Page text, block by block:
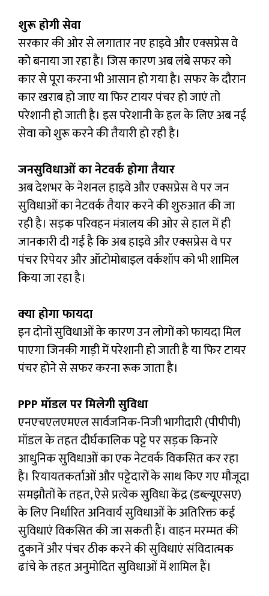
शुरू होगी सेवा
सरकार की ओर से लगातार नए हाइवे और एक्‍सप्रेस वे
को बनाया जा रहा है। जिस कारण अब लंबे सफर को
कार से पूरा करना भी आसान हो गया है। सफर के दौरान
कार खराब हो जाए या फिर टायर पंचर हो जाएं तो
परेशानी हो जाती है। इस परेशानी के हल के लिए अब नई
सेवा को शुरू करने की तैयारी हो रही है।
जनसुविधाओं का नेटवर्क होगा तैयार
अब देशभर के नेशनल हाइवे और एक्‍सप्रेस वे पर जन
सुविधाओं का नेटवर्क तैयार करने की शुरुआत की जा
रही है। सड़क परिवहन मंत्रालय की ओर से हाल में ही
जानकारी दी गई है कि अब हाइवे और एक्‍सप्रेस वे पर
पंचर रिपेयर और ऑटोमोबाइल वर्कशॉप को भी शामिल
किया जा रहा है।
क्‍या होगा फायदा
इन दोनों सुविधाओं के कारण उन लोगों को फायदा मिल
पाएगा जिनकी गाड़ी में परेशानी हो जाती है या फिर टायर
पंचर होने से सफर करना रूक जाता है।
PPP मॉडल पर मिलेगी सुविधा
एनएचएलएमएल सार्वजनिक-निजी भागीदारी (पीपीपी)
मॉडल के तहत दीर्घकालिक पट्टे पर सड़क किनारे
आधुनिक सुविधाओं का एक नेटवर्क विकसित कर रहा
है। रियायतकर्ताओं और पट्टेदारों के साथ किए गए मौजूदा
समझौतों के तहत, ऐसे प्रत्येक सुविधा केंद्र (डब्ल्यूएसए)
के लिए निर्धारित अनिवार्य सुविधाओं के अतिरिक्त कई
सुविधाएं विकसित की जा सकती हैं। वाहन मरम्मत की
दुकानें और पंचर ठीक करने की सुविधाएं संविदात्मक
ढांचे के तहत अनुमोदित सुविधाओं में शामिल हैं।